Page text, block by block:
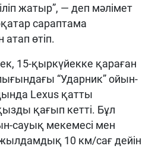
жатыр”, — деп мәлімет
сараптама
өтіп.
15-қыркүйекке қараған
“Ударник” ойын-
Lexus қатты
қағып кетті. Бұл
сауық мекемесі мен
10 км/сағ дейін